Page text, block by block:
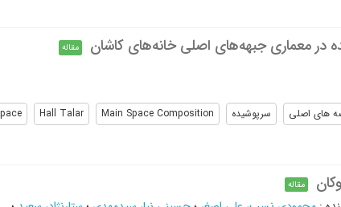
در معماری جبهه‌های اصلی خانه‌های کاشان مقاله
های اصلی سرپوشیده Main Space Composition
Hall Talar
مقاله